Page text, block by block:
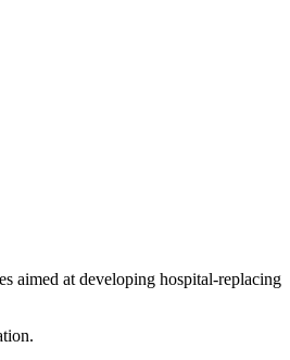
aimed at developing hospital-replacing